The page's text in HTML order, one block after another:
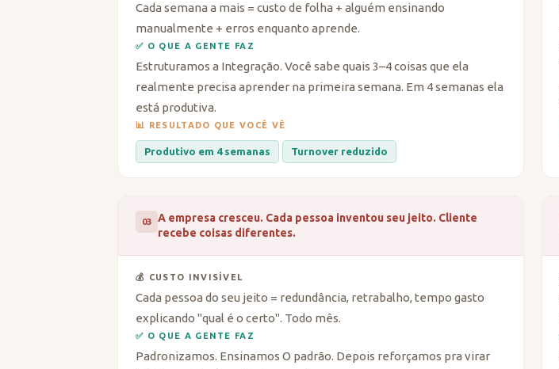
Cada semana a mais = custo de folha + alguém ensinando
manualmente + erros enquanto aprende.
✅ O QUE A GENTE FAZ
Estruturamos a Integração. Você sabe quais 3–4 coisas que ela
realmente precisa aprender na primeira semana. Em 4 semanas ela
está produtiva.
📊 RESULTADO QUE VOCÊ VÊ
Produtivo em 4 semanas Turnover reduzido
03
A empresa cresceu. Cada pessoa inventou seu jeito. Cliente
recebe coisas diferentes.
💰 CUSTO INVISÍVEL
Cada pessoa do seu jeito = redundância, retrabalho, tempo gasto
explicando "qual é o certo". Todo mês.
✅ O QUE A GENTE FAZ
Padronizamos. Ensinamos O padrão. Depois reforçamos pra virar